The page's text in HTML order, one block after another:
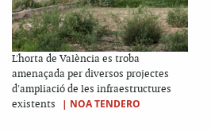
L'horta de València es troba
amenaçada per diversos projectes
d'ampliació de les infraestructures
existents
| NOA TENDERO